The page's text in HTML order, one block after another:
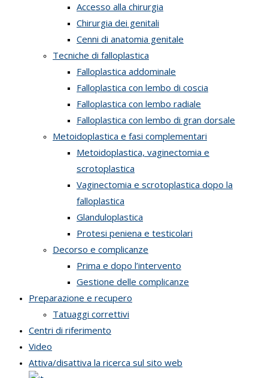
Accesso alla chirurgia
Chirurgia dei genitali
Cenni di anatomia genitale
Tecniche di falloplastica
Falloplastica addominale
Falloplastica con lembo di coscia
Falloplastica con lembo radiale
Falloplastica con lembo di gran dorsale
Metoidoplastica e fasi complementari
Metoidoplastica, vaginectomia e
scrotoplastica
Vaginectomia e scrotoplastica dopo la
falloplastica
Glanduloplastica
Protesi peniena e testicolari
Decorso e complicanze
Prima e dopo l’intervento
Gestione delle complicanze
Preparazione e recupero
Tatuaggi correttivi
Centri di riferimento
Video
Attiva/disattiva la ricerca sul sito web